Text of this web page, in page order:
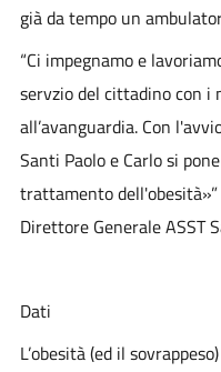
già da tempo un
“Ci impegnamo e
servzio del cittadino con i
all’avanguardia. Con
Santi Paolo e Carlo si
trattamento
Direttore Generale ASST
Dati
L’obesità (ed il